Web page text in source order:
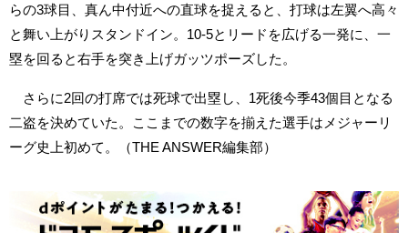
らの3球目、真ん中付近への直球を捉えると、打球は左翼へ高々
と舞い上がりスタンドイン。10-5とリードを広げる一発に、一
塁を回ると右手を突き上げガッツポーズした。
さらに2回の打席では死球で出塁し、1死後今季43個目となる
二盗を決めていた。ここまでの数字を揃えた選手はメジャーリ
ーグ史上初めて。（THE ANSWER編集部）